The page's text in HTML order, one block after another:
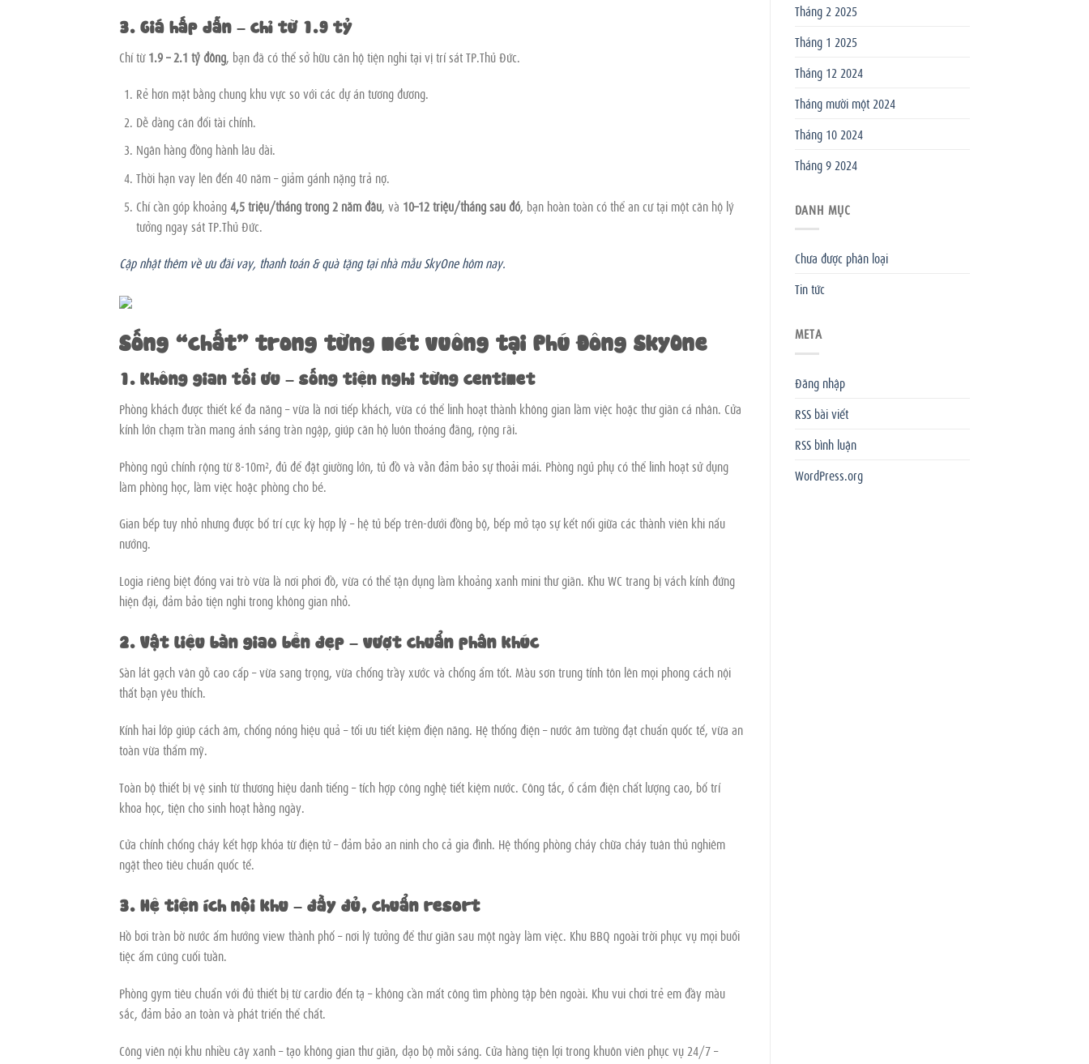
3. Giá hấp dẫn – chỉ từ 1.9 tỷ
Chỉ từ1.9 – 2.1 tỷ đồng, bạn đã có thể sở hữu căn hộ tiện nghi tại vị trí sát TP.Thủ Đức.
Rẻ hơn mặt bằng chung khu vực so với các dự án tương đương.
Dễ dàng cân đối tài chính.
Ngân hàng đồng hành lâu dài.
Thời hạn vay lên đến 40 năm – giảm gánh nặng trả nợ.
Chỉ cần góp khoảng4,5 triệu/tháng trong 2 năm đầu, và 10–12 triệu/tháng sau đó, bạn hoàn toàn có thể an cư tại một căn hộ lý
tưởng ngay sát TP.Thủ Đức.
Cập nhật thêm về ưu đãi vay, thanh toán & quà tặng tại nhà mẫu SkyOne hôm nay.
Sống “chất” trong từng mét vuông tại Phú Đông SkyOne
1. Không gian tối ưu – sống tiện nghi từng centimet
Phòng khách được thiết kế đa năng – vừa là nơi tiếp khách, vừa có thể linh hoạt thành không gian làm việc hoặc thư giãn cá nhân. Cửa
kính lớn chạm trần mang ánh sáng tràn ngập, giúp căn hộ luôn thoáng đãng, rộng rãi.
Phòng ngủ chính rộng từ 8-10m², đủ để đặt giường lớn, tủ đồ và vẫn đảm bảo sự thoải mái. Phòng ngủ phụ có thể linh hoạt sử dụng
làm phòng học, làm việc hoặc phòng cho bé.
Gian bếp tuy nhỏ nhưng được bố trí cực kỳ hợp lý – hệ tủ bếp trên-dưới đồng bộ, bếp mở tạo sự kết nối giữa các thành viên khi nấu
nướng.
Logia riêng biệt đóng vai trò vừa là nơi phơi đồ, vừa có thể tận dụng làm khoảng xanh mini thư giãn. Khu WC trang bị vách kính đứng
hiện đại, đảm bảo tiện nghi trong không gian nhỏ.
2. Vật liệu bàn giao bền đẹp – vượt chuẩn phân khúc
Sàn lát gạch vân gỗ cao cấp – vừa sang trọng, vừa chống trầy xước và chống ẩm tốt. Màu sơn trung tính tôn lên mọi phong cách nội
thất bạn yêu thích.
Kính hai lớp giúp cách âm, chống nóng hiệu quả – tối ưu tiết kiệm điện năng. Hệ thống điện – nước âm tường đạt chuẩn quốc tế, vừa an
toàn vừa thẩm mỹ.
Toàn bộ thiết bị vệ sinh từ thương hiệu danh tiếng – tích hợp công nghệ tiết kiệm nước. Công tắc, ổ cắm điện chất lượng cao, bố trí
khoa học, tiện cho sinh hoạt hằng ngày.
Cửa chính chống cháy kết hợp khóa từ điện tử – đảm bảo an ninh cho cả gia đình. Hệ thống phòng cháy chữa cháy tuân thủ nghiêm
ngặt theo tiêu chuẩn quốc tế.
3. Hệ tiện ích nội khu – đầy đủ, chuẩn resort
Hồ bơi tràn bờ nước ấm hướng view thành phố – nơi lý tưởng để thư giãn sau một ngày làm việc. Khu BBQ ngoài trời phục vụ mọi buổi
tiệc ấm cúng cuối tuần.
Phòng gym tiêu chuẩn với đủ thiết bị từ cardio đến tạ – không cần mất công tìm phòng tập bên ngoài. Khu vui chơi trẻ em đầy màu
sắc, đảm bảo an toàn và phát triển thể chất.
Công viên nội khu nhiều cây xanh – tạo không gian thư giãn, dạo bộ mỗi sáng. Cửa hàng tiện lợi trong khuôn viên phục vụ 24/7 –
Tháng 2 2025
Tháng 1 2025
Tháng 12 2024
Tháng mười một 2024
Tháng 10 2024
Tháng 9 2024
DANH MỤC
Chưa được phân loại
Tin tức
META
Đăng nhập
RSS bài viết
RSS bình luận
WordPress.org